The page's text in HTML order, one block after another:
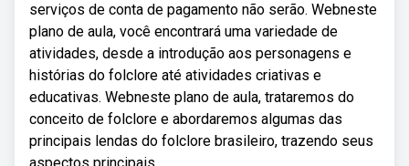
serviços de conta de pagamento não serão. Webneste
plano de aula, você encontrará uma variedade de
atividades, desde a introdução aos personagens e
histórias do folclore até atividades criativas e
educativas. Webneste plano de aula, trataremos do
conceito de folclore e abordaremos algumas das
principais lendas do folclore brasileiro, trazendo seus